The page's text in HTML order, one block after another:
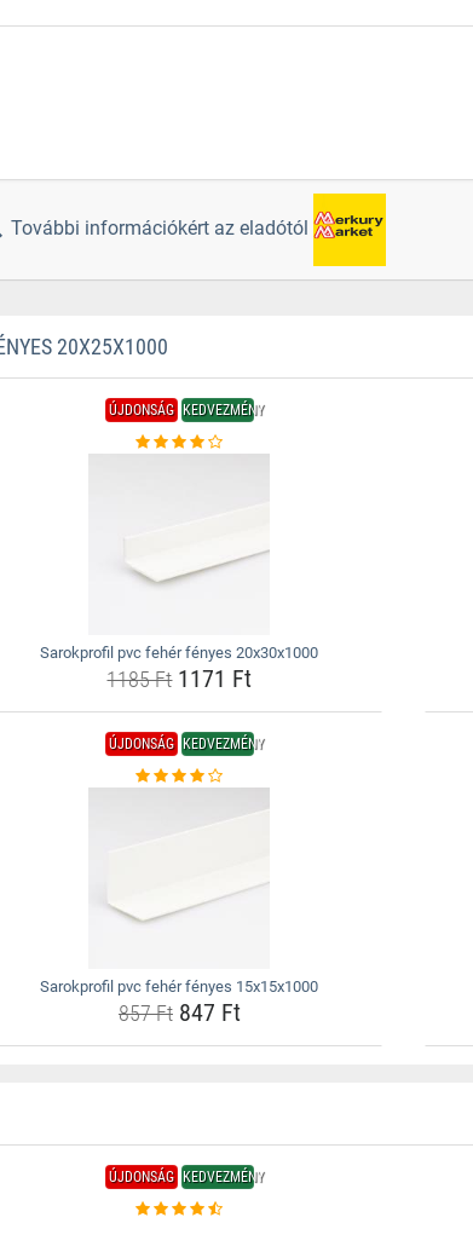
További információkért az eladótól
20X25X1000
ÚJDONSÁG KEDVEZMÉNY
Sarokprofil pvc fehér fényes 20x30x1000
1185 Ft1171 Ft
ÚJDONSÁG KEDVEZMÉNY
Sarokprofil pvc fehér fényes 15x15x1000
857 Ft847 Ft
ÚJDONSÁG KEDVEZMÉNY